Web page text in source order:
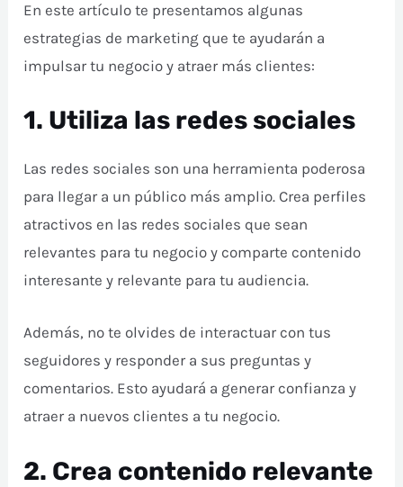
En este artículo te presentamos algunas
estrategias de marketing que te ayudarán a
impulsar tu negocio y atraer más clientes:
1. Utiliza las redes sociales
Las redes sociales son una herramienta poderosa
para llegar a un público más amplio. Crea perfiles
atractivos en las redes sociales que sean
relevantes para tu negocio y comparte contenido
interesante y relevante para tu audiencia.
Además, no te olvides de interactuar con tus
seguidores y responder a sus preguntas y
comentarios. Esto ayudará a generar confianza y
atraer a nuevos clientes a tu negocio.
2. Crea contenido relevante